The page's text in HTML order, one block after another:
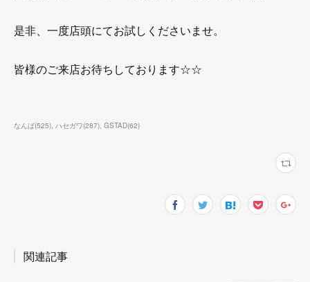
是非、一度店頭にてお試しくださいませ。
皆様のご来店お待ちしております☆☆
なんば(525) ハセガワ(287) GSTAD(62)
関連記事